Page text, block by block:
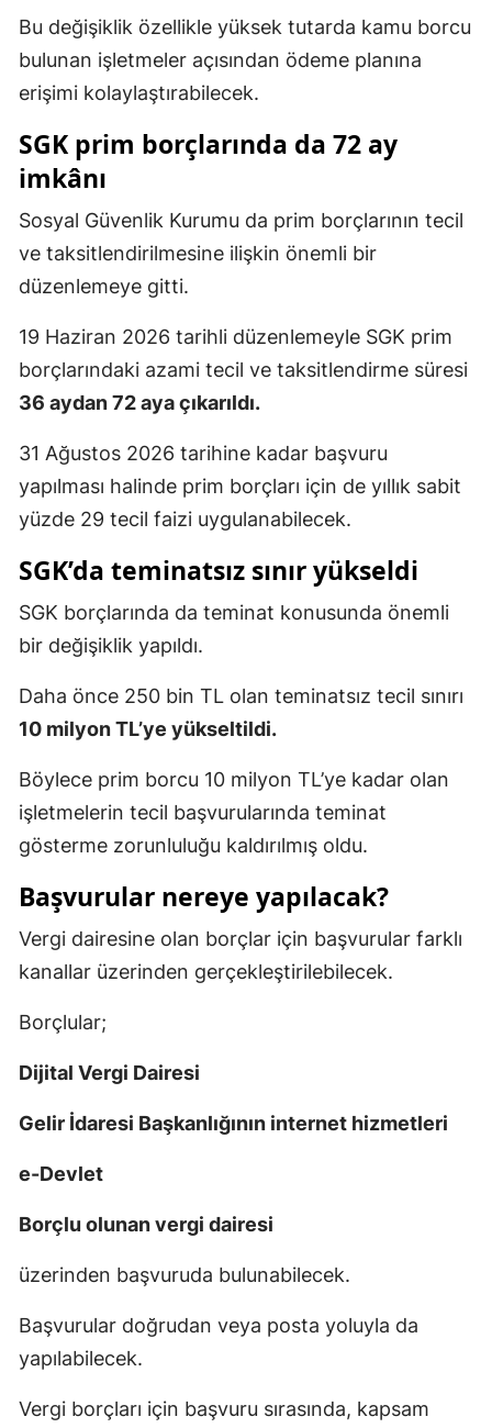
Bu değişiklik özellikle yüksek tutarda kamu borcu
bulunan işletmeler açısından ödeme planına
erişimi kolaylaştırabilecek.
SGK prim borçlarında da 72 ay
imkânı
Sosyal Güvenlik Kurumu da prim borçlarının tecil
ve taksitlendirilmesine ilişkin önemli bir
düzenlemeye gitti.
19 Haziran 2026 tarihli düzenlemeyle SGK prim
borçlarındaki azami tecil ve taksitlendirme süresi
36 aydan 72 aya çıkarıldı.
31 Ağustos 2026 tarihine kadar başvuru
yapılması halinde prim borçları için de yıllık sabit
yüzde 29 tecil faizi uygulanabilecek.
SGK’da teminatsız sınır yükseldi
SGK borçlarında da teminat konusunda önemli
bir değişiklik yapıldı.
Daha önce 250 bin TL olan teminatsız tecil sınırı
10 milyon TL’ye yükseltildi.
Böylece prim borcu 10 milyon TL’ye kadar olan
işletmelerin tecil başvurularında teminat
gösterme zorunluluğu kaldırılmış oldu.
Başvurular nereye yapılacak?
Vergi dairesine olan borçlar için başvurular farklı
kanallar üzerinden gerçekleştirilebilecek.
Borçlular;
Dijital Vergi Dairesi
Gelir İdaresi Başkanlığının internet hizmetleri
e-Devlet
Borçlu olunan vergi dairesi
üzerinden başvuruda bulunabilecek.
Başvurular doğrudan veya posta yoluyla da
yapılabilecek.
Vergi borçları için başvuru sırasında, kapsam